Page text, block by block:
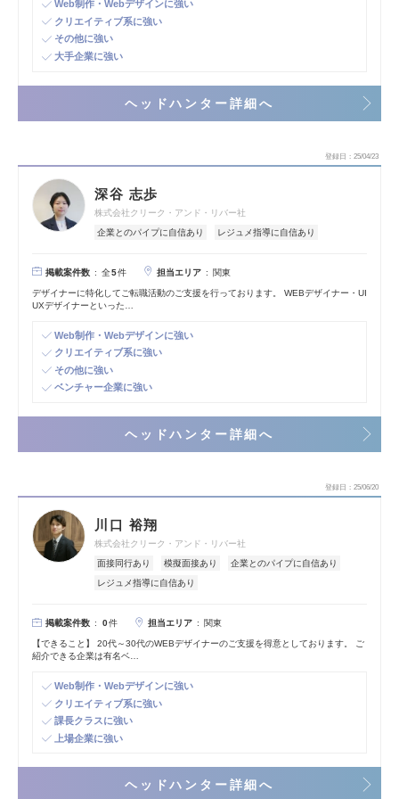
Web制作・Webデザインに強い
クリエイティブ系に強い
その他に強い
大手企業に強い
ヘッドハンター詳細へ
登録日 25/04/23
深谷 志歩
株式会社クリーク・アンド・リバー社
企業とのパイプに自信あり
レジュメ指導に自信あり
掲載案件数 全5件 担当エリア 関東
デザイナーに特化してご転職活動のご支援を行っております。 WEBデザイナー・UI
UXデザイナーといった…
Web制作・Webデザインに強い
クリエイティブ系に強い
その他に強い
ベンチャー企業に強い
ヘッドハンター詳細へ
登録日 25/06/20
川口 裕翔
株式会社クリーク・アンド・リバー社
面接同行あり
模擬面接あり
企業とのパイプに自信あり
レジュメ指導に自信あり
掲載案件数 0件 担当エリア 関東
【できること】 20代～30代のWEBデザイナーのご支援を得意としております。 ご
紹介できる企業は有名ベ…
Web制作・Webデザインに強い
クリエイティブ系に強い
課長クラスに強い
上場企業に強い
ヘッドハンター詳細へ